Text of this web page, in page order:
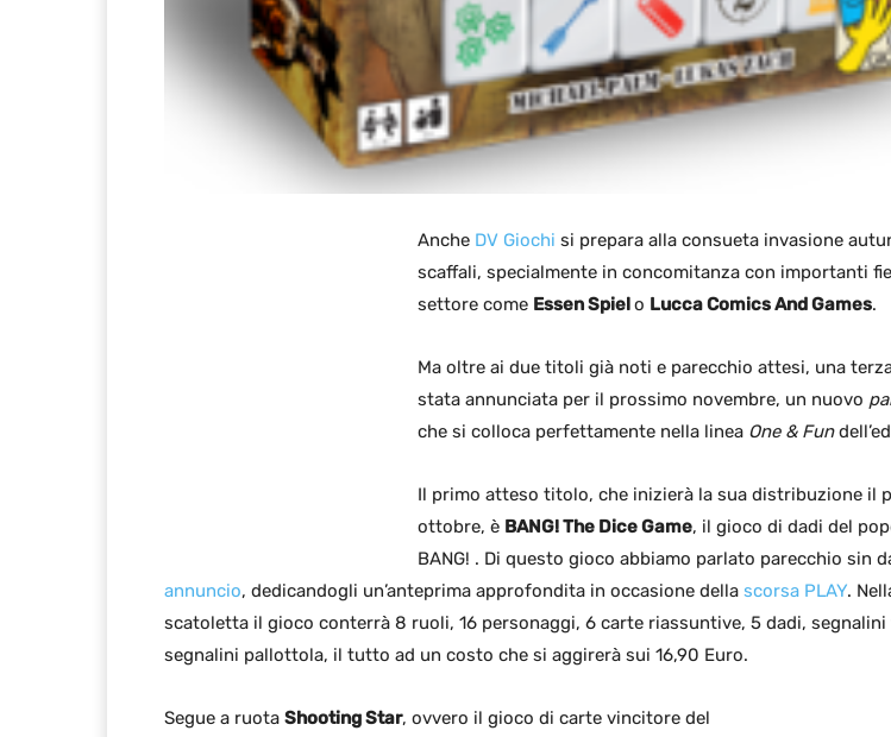
Anche DV Giochi si prepara alla consueta invasione
scaffali, specialmente in concomitanza con importanti
settore come Essen Spielo Lucca Comics And Games.
Ma oltre ai due titoli già noti e parecchio attesi, una
stata annunciata per il prossimo novembre, un nuovo
che si colloca perfettamente nella linea One & Fun
Il primo atteso titolo, che inizierà la sua distribuzione il
ottobre, è BANG! The Dice Game, il gioco di dadi del
BANG! . Di questo gioco abbiamo parlato parecchio sin
annuncio, dedicandogli un’anteprima approfondita in occasione della scorsa PLAY.
scatoletta il gioco conterrà 8 ruoli, 16 personaggi, 6 carte riassuntive, 5 dadi, segnalini
segnalini pallottola, il tutto ad un costo che si aggirerà sui 16,90 Euro.
Segue a ruota Shooting Star, ovvero il gioco di carte vincitore del